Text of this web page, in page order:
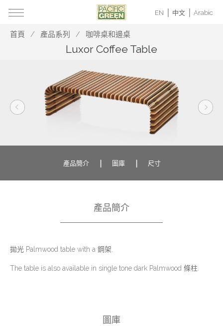
EN 中文 Arabic
首頁 產品系列 咖啡桌和邊桌
Luxor Coffee Table
產品簡介 圖庫 尺寸
產品簡介
拋光 Palmwood table with a 鋼架.
The table is also available in single tone dark Palmwood 條柱.
圖庫